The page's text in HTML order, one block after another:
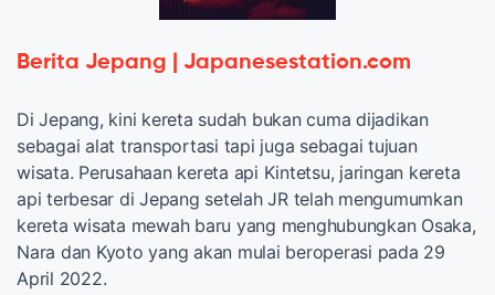
Berita Jepang | Japanesestation.com
Di Jepang, kini kereta sudah bukan cuma dijadikan
sebagai alat transportasi tapi juga sebagai tujuan
wisata. Perusahaan kereta api Kintetsu, jaringan kereta
api terbesar di Jepang setelah JR telah mengumumkan
kereta wisata mewah baru yang menghubungkan Osaka,
Nara dan Kyoto yang akan mulai beroperasi pada 29
April 2022.